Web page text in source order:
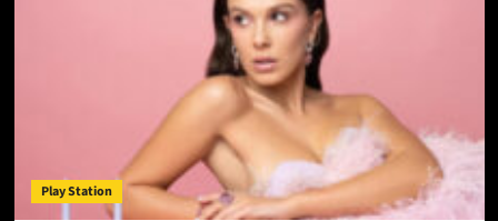
подготовки.
Рецензия
Play Station